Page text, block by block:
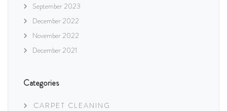
September 2023
December 2022
November 2022
December 2021
Categories
CARPET CLEANING